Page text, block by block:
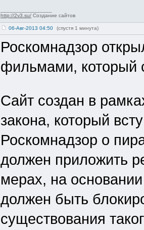
http://2v3.su/ Создание сайтов
06-Авг-2013 04:50 (спустя 1 минута)
Роскомнадзор
фильмами, который
Сайт создан в
закона, который
Роскомнадзор о
должен приложить
мерах, на основании
должен быть
существования